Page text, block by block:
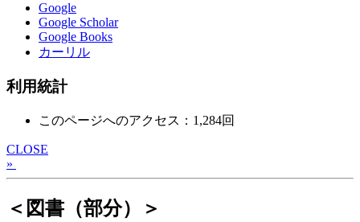
Google
Google Scholar
Google Books
カーリル
利用統計
このページへのアクセス：1,284回
CLOSE
»
＜図書（部分）＞